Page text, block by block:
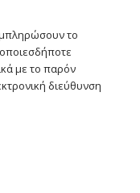
το
με το παρόν
διεύθυνση